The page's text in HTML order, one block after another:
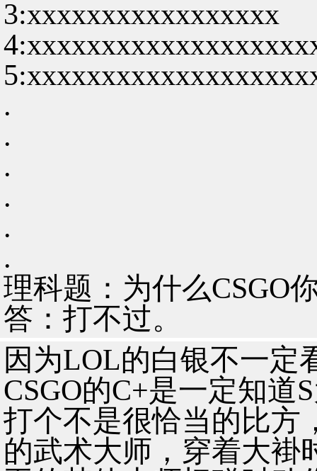
3:xxxxxxxxxxxxxxxxx
.
.
.
.
.
.
理科题：为什么CSGO
答：打不过。
因为LOL的白银不一定
CSGO的C+是一定知道
打个不是很恰当的比方
的武术大师，穿着大褂